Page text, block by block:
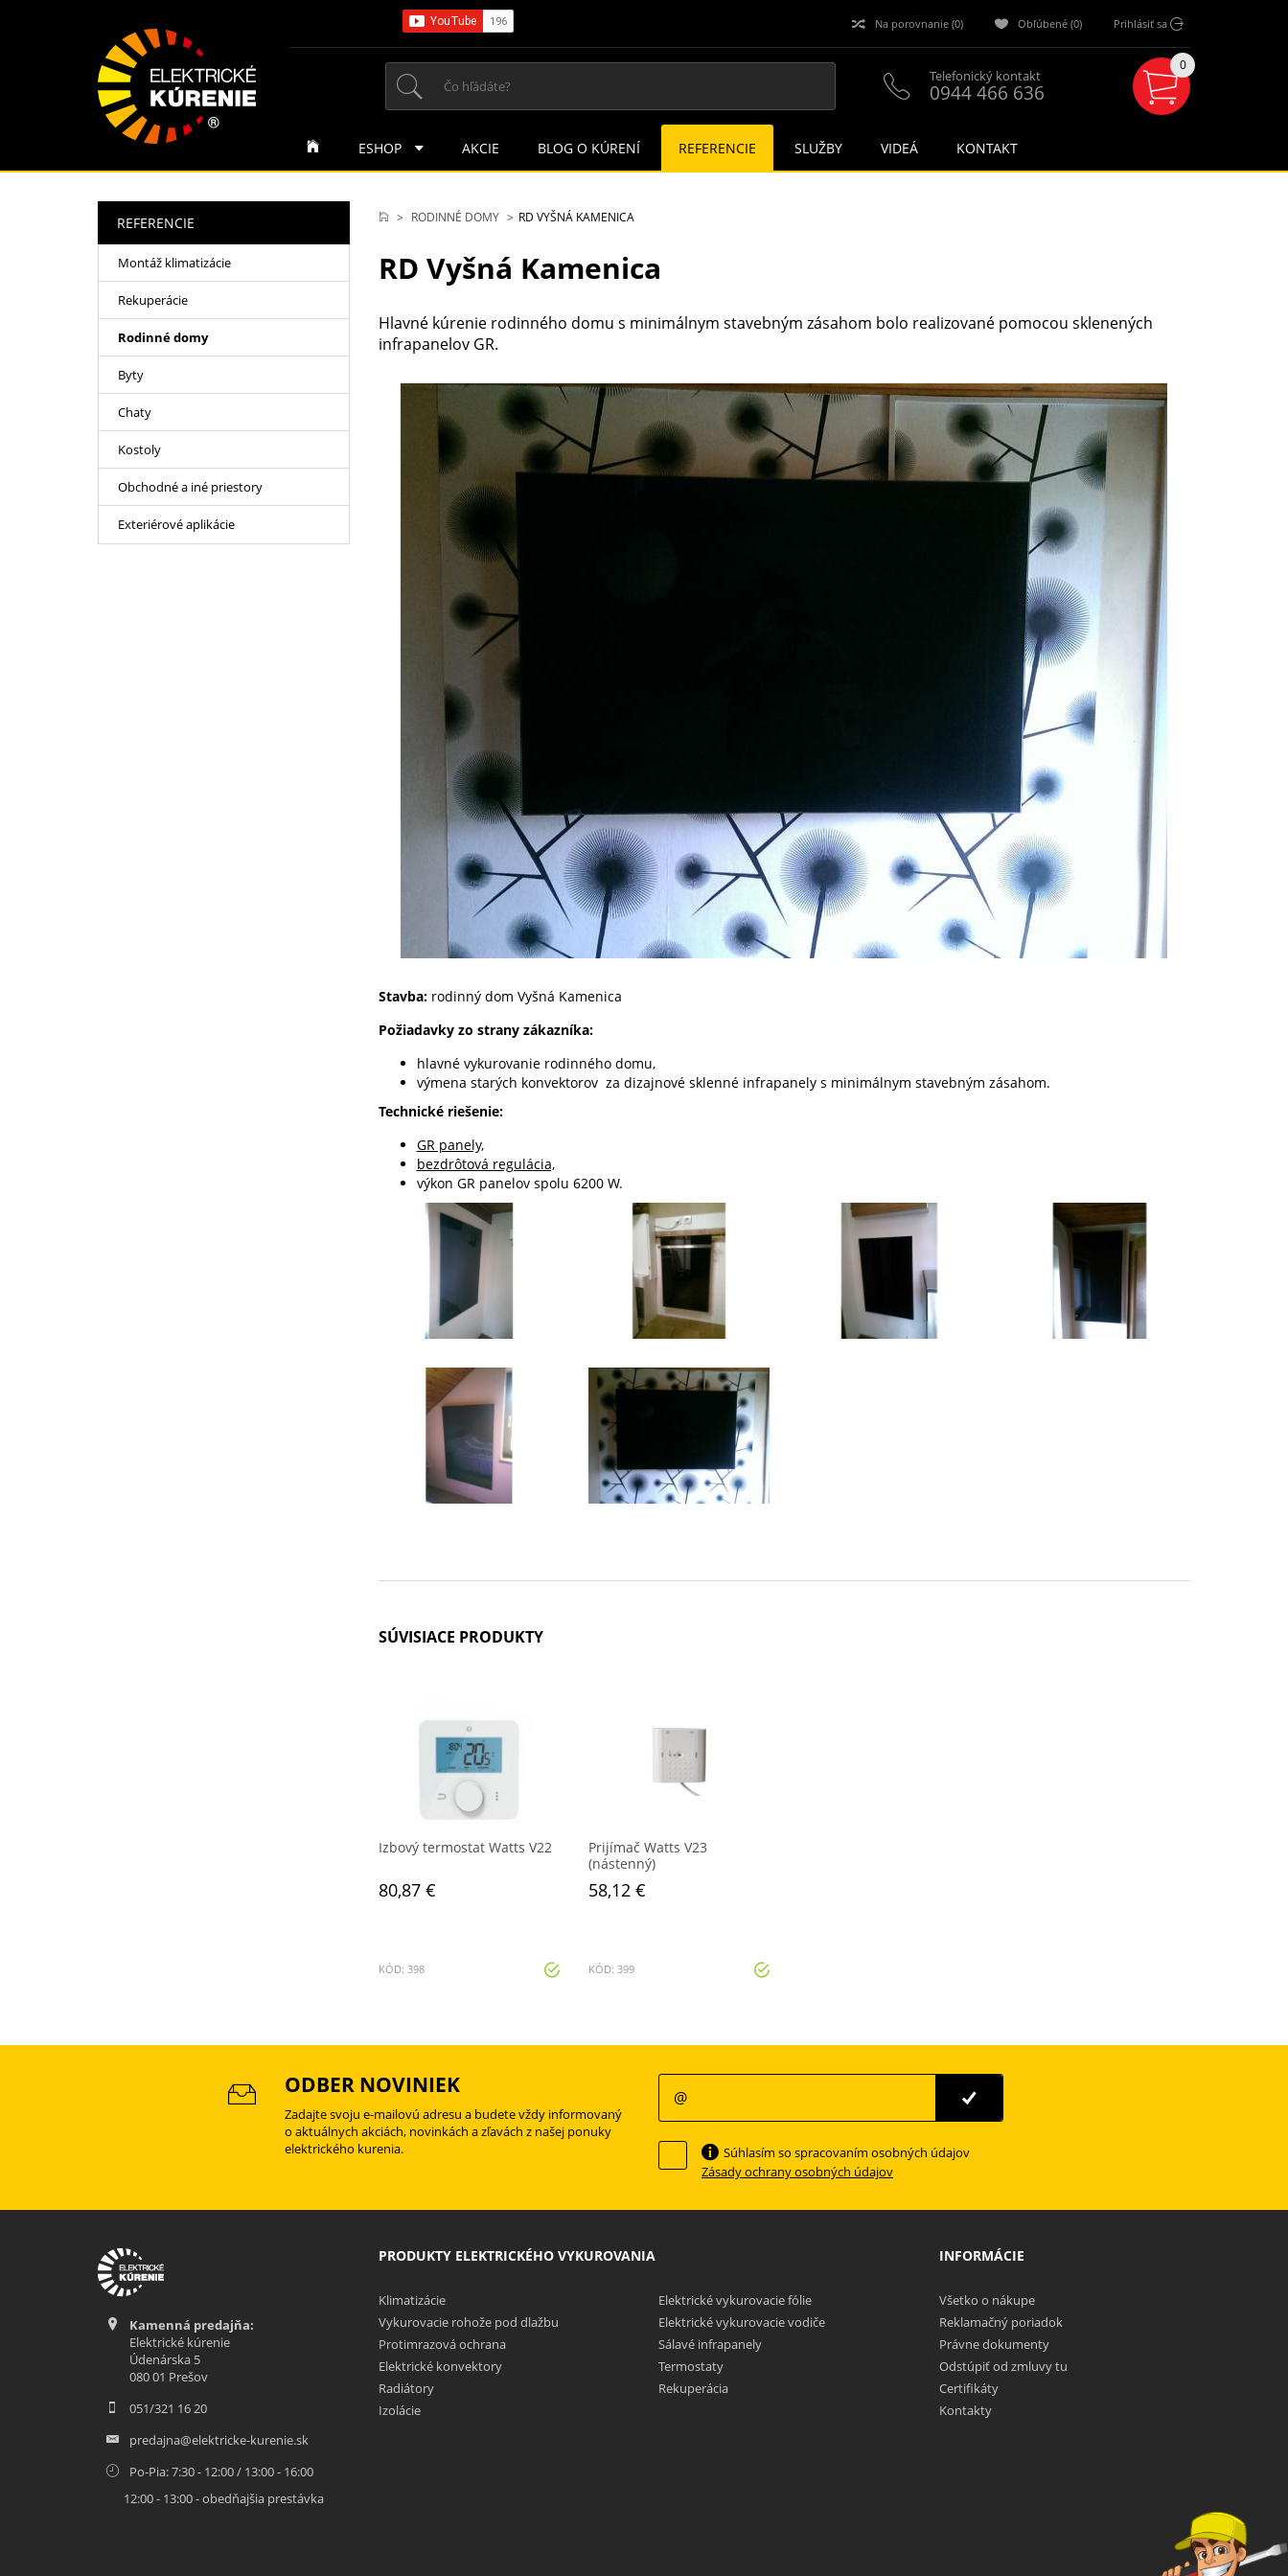
RODINNÉ DOMY RD VYŠNÁ KAMENICA
RD Vyšná Kamenica
Hlavné kúrenie rodinného domu s minimálnym stavebným zásahom bolo realizované pomocou sklenených
infrapanelov GR.
Stavba:rodinný dom Vyšná Kamenica
Požiadavky zo strany zákazníka:
hlavné vykurovanie rodinného domu,
výmena starých konvektorov za dizajnové sklenné infrapanely s minimálnym stavebným zásahom.
Technické riešenie:
GR panely,
bezdrôtová regulácia,
výkon GR panelov spolu 6200 W.
SÚVISIACE PRODUKTY
Izbový termostat Watts V22
80,87 €
KÓD: 398
Prijímač Watts V23
(nástenný)
58,12 €
KÓD: 399
REFERENCIE
Montáž klimatizácie
Rekuperácie
Rodinné domy
Byty
Chaty
Kostoly
Obchodné a iné priestory
Exteriérové aplikácie
ODBER NOVINIEK
Zadajte svoju e-mailovú adresu a budete vždy informovaný
o aktuálnych akciách, novinkách a zľavách z našej ponuky
elektrického kurenia.
Súhlasím so spracovaním osobných údajov
Zásady ochrany osobných údajov
Kamenná predajňa:
Elektrické kúrenie
Údenárska 5
080 01 Prešov
051/321 16 20
predajna@elektricke-kurenie.sk
Po-Pia: 7:30 - 12:00 / 13:00 - 16:00
12:00 - 13:00 - obedňajšia prestávka
PRODUKTY ELEKTRICKÉHO VYKUROVANIA
Klimatizácie
Elektrické vykurovacie fólie
Vykurovacie rohože pod dlažbu
Elektrické vykurovacie vodiče
Protimrazová ochrana
Sálavé infrapanely
Elektrické konvektory
Termostaty
Radiátory
Rekuperácia
Izolácie
INFORMÁCIE
Všetko o nákupe
Reklamačný poriadok
Právne dokumenty
Odstúpiť od zmluvy tu
Certifikáty
Kontakty
Na porovnanie (0) Obľúbené (0) Prihlásiť sa
Telefonický kontakt
0944 466 636
0
ESHOP AKCIE BLOG O KÚRENÍ REFERENCIE SLUŽBY VIDEÁ KONTAKT